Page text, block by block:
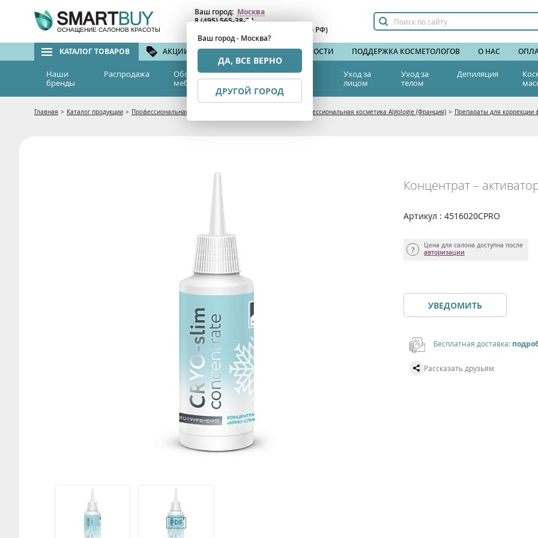
ОСНАЩЕНИЕ САЛОНОВ КРАСОТЫ
Ваш город: Москва
Ваш город - Москва?
ДА, ВСЕ ВЕРНО
ДРУГОЙ ГОРОД
8 (495) 565-38-74
(бесплатный по РФ)
КАТАЛОГ ТОВАРОВ АКЦИИ И СКИДКИ БРЕНДЫ НОВОСТИ ПОДДЕРЖКА КОСМЕТОЛОГОВ О НАС
Наши
бренды
Распродажа
Оборудование и
мебель
Эстетическая
медицина
Уход за
лицом
Уход за
телом
Депиляция
Главная > Каталог продукции > Профессиональная косметика для Салонов Красоты Профессиональная косметика Algologie (Франция) > Препараты для коррекции
Концентрат –
Артикул : 4516020CPRO
Цена для салона доступна после
авторизации
УВЕДОМИТЬ
Бесплатная доставка:
Рассказать друзьям